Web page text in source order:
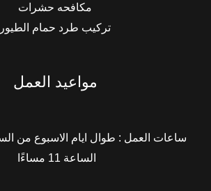
مكافحه حشرات
تركيب طرد حمام الطيور
مواعيد العمل
الساعة 11 مساءًا